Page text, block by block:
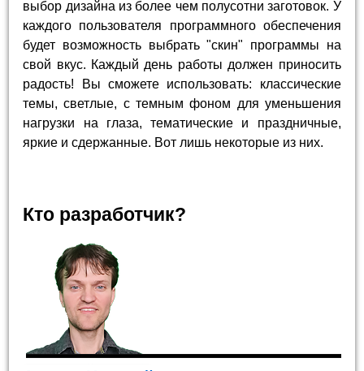
выбор дизайна из более чем полусотни заготовок. У
каждого пользователя программного обеспечения
будет возможность выбрать "скин" программы на
свой вкус. Каждый день работы должен приносить
радость! Вы сможете использовать: классические
темы, светлые, с темным фоном для уменьшения
нагрузки на глаза, тематические и праздничные,
яркие и сдержанные. Вот лишь некоторые из них.
Кто разработчик?